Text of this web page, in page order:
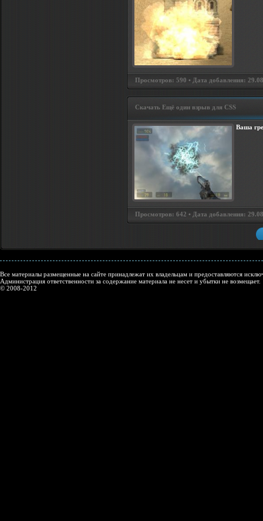
Просмотров: 590 • Дата добавления:
Скачать Ещё один взрыв для CSS
Ваша
Просмотров: 642 • Дата добавления:
Все материалы размещенные на сайте принадлежат их владельцам и предоставляются
Администрация ответственности за содержание материала не несет и убытки не возмещает.
© 2008-2012